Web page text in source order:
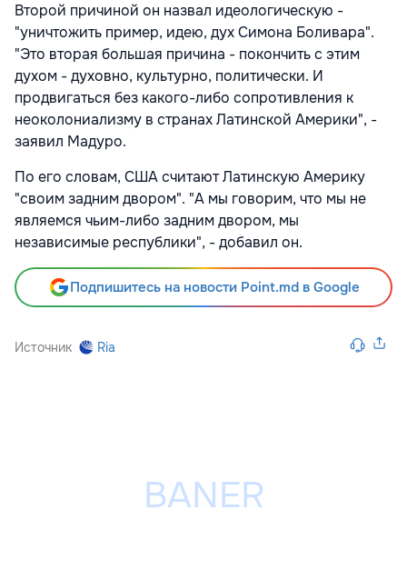
Второй причиной он назвал идеологическую -
"уничтожить пример, идею, дух Симона Боливара".
"Это вторая большая причина - покончить с этим
духом - духовно, культурно, политически. И
продвигаться без какого-либо сопротивления к
неоколониализму в странах Латинской Америки", -
заявил Мадуро.
По его словам, США считают Латинскую Америку
"своим задним двором". "А мы говорим, что мы не
являемся чьим-либо задним двором, мы
независимые республики", - добавил он.
Подпишитесь на новости Point.md в Google
Источник Ria